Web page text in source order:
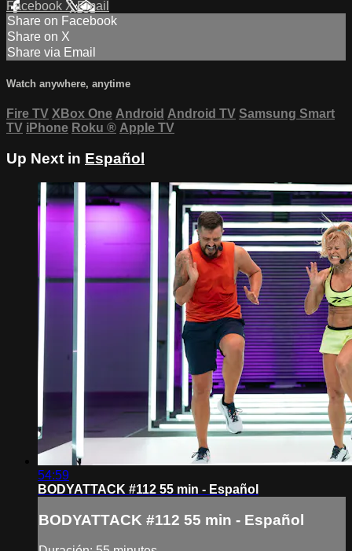
Facebook XEmail
Share on Facebook
Share on X
Share via Email
Watch anywhere, anytime
Fire TV XBox One Android Android TV Samsung Smart
TV iPhone Roku ® Apple TV
Up Next in Español
54:59
BODYATTACK #112 55 min - Español
BODYATTACK #112 55 min - Español